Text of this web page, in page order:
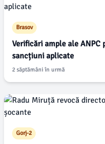
Brasov
Verificări ample ale ANPC
sancțiuni aplicate
2 săptămâni în urmă
Gorj-2